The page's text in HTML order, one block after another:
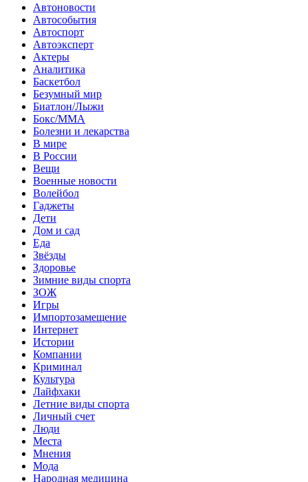
Автоновости
Автособытия
Автоспорт
Автоэксперт
Актеры
Аналитика
Баскетбол
Безумный мир
Биатлон/Лыжи
Бокс/MMA
Болезни и лекарства
В мире
В России
Вещи
Военные новости
Волейбол
Гаджеты
Дети
Дом и сад
Еда
Звёзды
Здоровье
Зимние виды спорта
ЗОЖ
Игры
Импортозамещение
Интернет
Истории
Компании
Криминал
Культура
Лайфхаки
Летние виды спорта
Личный счет
Люди
Места
Мнения
Мода
Народная медицина